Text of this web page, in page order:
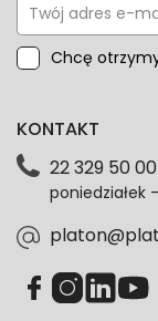
Chcę
przeze
dotyczące
każdym
zgodność z
KONTAKT
22 329 50 00
poniedziałek